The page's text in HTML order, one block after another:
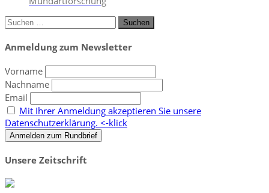
Suchen
Anmeldung zum Newsletter
Vorname
Nachname
Email
Mit Ihrer Anmeldung akzeptieren Sie unsere
Datenschutzerklärung. <-klick
Unsere Zeitschrift